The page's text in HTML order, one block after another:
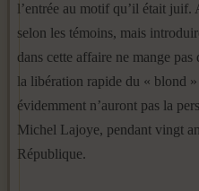
l’entrée au motif qu’il était
selon les témoins, mais
dans cette affaire ne mange
la libération rapide du « blond »
évidemment n’auront pas la
Michel Lajoye, pendant vingt
République.